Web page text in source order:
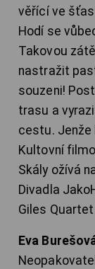
věřící ve
Hodí se
Takovou
nastražit
souzeni!
trasu a
cestu. Jenže
Kultovní
Skály ožívá
Divadla
Giles Quartet
Eva